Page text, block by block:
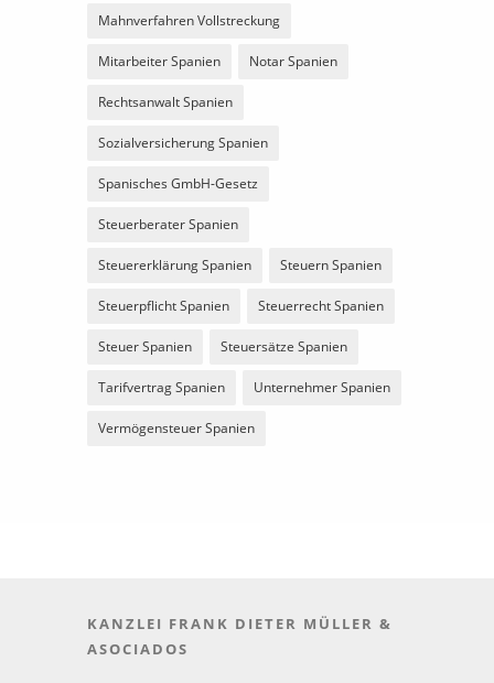
Mahnverfahren Vollstreckung
Mitarbeiter Spanien Notar Spanien
Rechtsanwalt Spanien
Sozialversicherung Spanien
Spanisches GmbH-Gesetz
Steuerberater Spanien
Steuererklärung Spanien Steuern Spanien
Steuerpflicht Spanien Steuerrecht Spanien
Steuer Spanien Steuersätze Spanien
Tarifvertrag Spanien Unternehmer Spanien
Vermögensteuer Spanien
KANZLEI FRANK DIETER MÜLLER &
ASOCIADOS